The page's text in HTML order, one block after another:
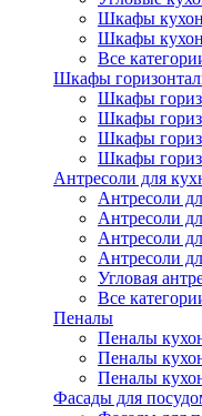
Шкафы
Шкафы
Все
Шкафы
Шкафы
Шкафы
Шкафы
Шкафы
Антресоли для
Антресоли
Антресоли
Антресоли
Антресоли
Угловая
Все
Пеналы
Пеналы
Пеналы
Пеналы
Фасады для